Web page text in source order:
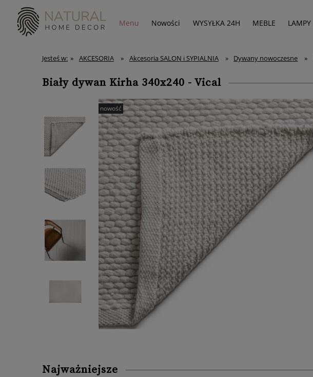
Menu Nowości WYSYŁKA 24H MEBLE LAMPY
Jesteś w: » AKCESORIA » Akcesoria SALON i SYPIALNIA » Dywany nowoczesne »
Biały dywan Kirha 340x240 - Vical
nowość
Najważniejsze